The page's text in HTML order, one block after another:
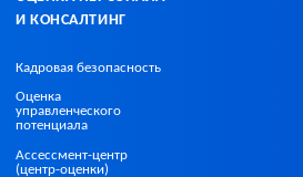
И КОНСАЛТИНГ
Кадровая безопасность
Оценка
управленческого
потенциала
Ассессмент-центр
(центр-оценки)